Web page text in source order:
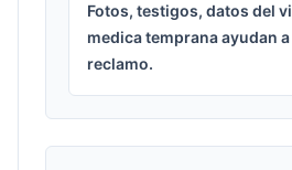
Fotos, testigos, datos del
medica temprana ayudan
reclamo.